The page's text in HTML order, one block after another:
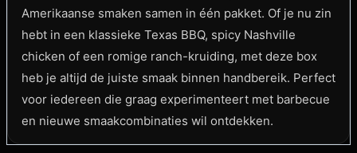
Amerikaanse smaken samen in één pakket. Of je nu zin
hebt in een klassieke Texas BBQ, spicy Nashville
chicken of een romige ranch-kruiding, met deze box
heb je altijd de juiste smaak binnen handbereik. Perfect
voor iedereen die graag experimenteert met barbecue
en nieuwe smaakcombinaties wil ontdekken.